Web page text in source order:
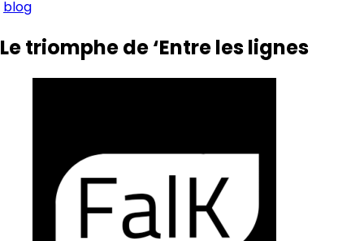
blog
Le triomphe de ‘Entre les lignes